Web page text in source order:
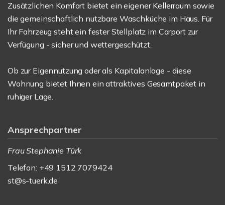
Zusätzlichen Komfort bietet ein eigener Kellerraum sowie
die gemeinschaftlich nutzbare Waschküche im Haus. Für
Ihr Fahrzeug steht ein fester Stellplatz im Carport zur
Verfügung - sicher und wettergeschützt.
Ob zur Eigennutzung oder als Kapitalanlage - diese
Wohnung bietet Ihnen ein attraktives Gesamtpaket in
ruhiger Lage.
Ansprechpartner
Frau Stephanie Türk
Telefon: +49 1512 7079424
st@s-tuerk.de